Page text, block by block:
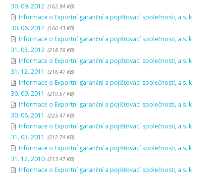
30. 09. 2012 (162.94 KB)
Informace o Exportní garanční a pojišťovací společnosti, a.s. k
30. 06. 2012 (166.43 KB)
Informace o Exportní garanční a pojišťovací společnosti, a.s. k
31. 03. 2012 (218.76 KB)
Informace o Exportní garanční a pojišťovací společnosti, a.s. k
31. 12. 2011
(216.41 KB)
Informace o Exportní garanční a pojišťovací společnosti, a.s. k
30. 09. 2011
(219.57 KB)
Informace o Exportní garanční a pojišťovací společnosti, a.s. k
30. 06. 2011
(223.47 KB)
Informace o Exportní garanční a pojišťovací společnosti, a.s. k
31. 03. 2011
(212.74 KB)
Informace o Exportní garanční a pojišťovací společnosti, a.s. k
31. 12. 2010 (213.47 KB)
Informace o Exportní garanční a pojišťovací společnosti, a.s. k